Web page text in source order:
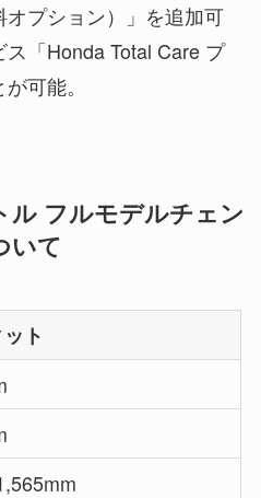
プション）」を追加可
「Honda Total Care プ
可能。
ル フルモデルチェン
いて
ト